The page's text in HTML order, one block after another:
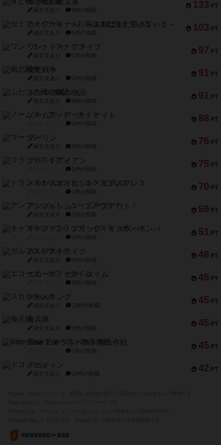
133 PT
宵と暁の呪文書
紹介文あり 8件の投稿
103 PT
セミファイナル ～お前はまだ生きている～
紹介文あり 1件の投稿
97 PT
ワン・トゥ・ファイブ
紹介文あり 1件の投稿
91 PT
南北戦争
紹介文あり 1件の投稿
91 PT
ふたつの城の物語
紹介文あり 6件の投稿
88 PT
ノームズ・アット・ナイト
1件の投稿
76 PT
マーリン
紹介文あり 6件の投稿
75 PT
フラットアイアン
2件の投稿
70 PT
トランスオリエント・エクスプレス
1件の投稿
59 PT
アンブッシュ！：ムーブアウト！
紹介文あり 1件の投稿
51 PT
キャプテン・フリップ：イスラ・ボンバ
2件の投稿
46 PT
ガルフストライク
紹介文あり 1件の投稿
45 PT
エコーズ・オブ・タイム
8件の投稿
45 PT
スカルキング
紹介文あり 12件の投稿
45 PT
海兵隊
紹介文あり 1件の投稿
45 PT
Bitter End ブタペスト救出作戦
1件の投稿
42 PT
ドコジャン
紹介文あり 10件の投稿